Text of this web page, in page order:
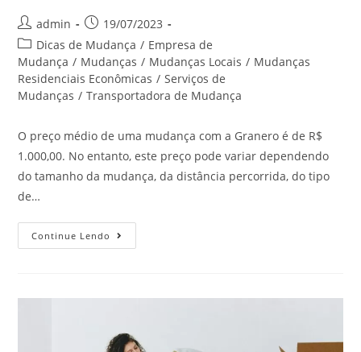
admin
19/07/2023
Dicas de Mudança / Empresa de
Mudança / Mudanças / Mudanças Locais / Mudanças
Residenciais Econômicas / Serviços de
Mudanças / Transportadora de Mudança
O preço médio de uma mudança com a Granero é de R$
1.000,00. No entanto, este preço pode variar dependendo
do tamanho da mudança, da distância percorrida, do tipo
de…
Continue Lendo